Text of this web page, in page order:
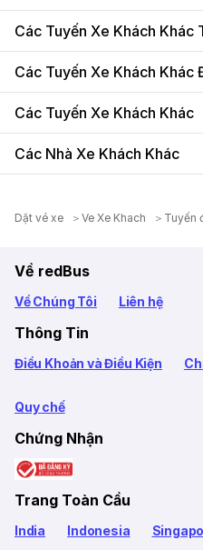
Các Tuyến Xe Khách Khác
Các Tuyến Xe Khách Khác
Các Tuyến Xe Khách Khác
Các Nhà Xe Khách Khác
Dặt vé xe Ve Xe Khach Tuyến
Về redBus
Về Chúng Tôi Liên hệ
Thông Tin
Điều Khoản và Điều Kiện
Quy chế
Chứng Nhận
Trang Toàn Cầu
India Indonesia